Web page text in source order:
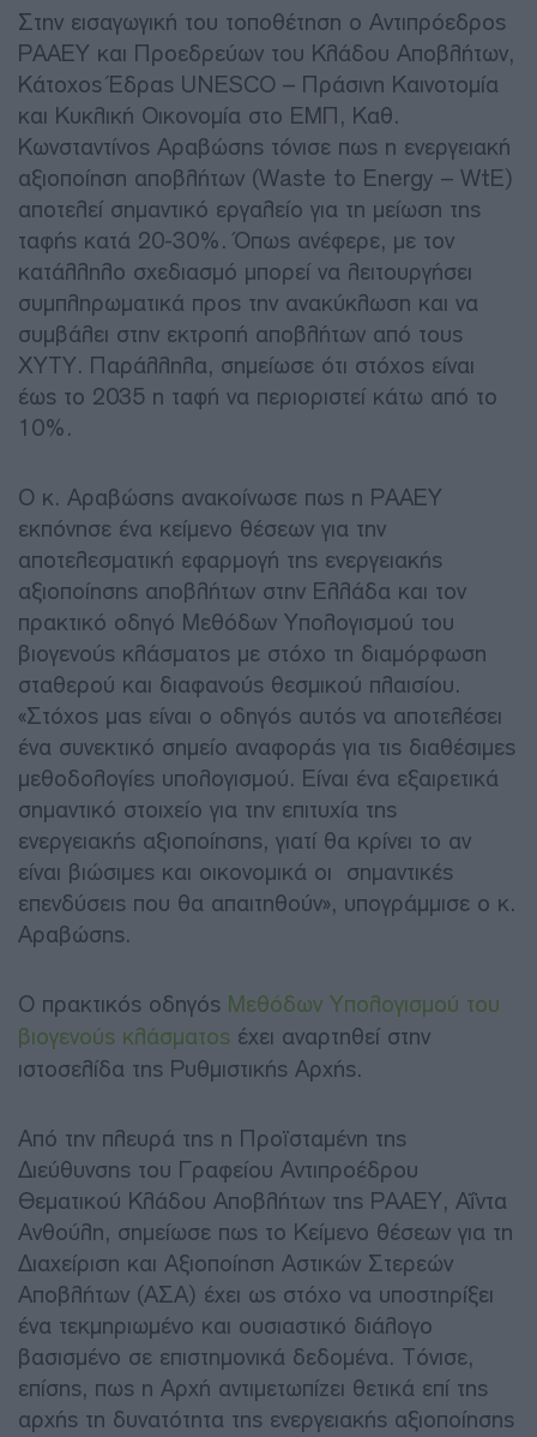
Στην εισαγωγική του τοποθέτηση ο Αντιπρόεδρος
ΡΑΑΕΥ και Προεδρεύων του Κλάδου Αποβλήτων,
Κάτοχος Έδρας UNESCO – Πράσινη Καινοτομία
και Κυκλική Οικονομία στο ΕΜΠ, Καθ.
Κωνσταντίνος Αραβώσης τόνισε πως η ενεργειακή
αξιοποίηση αποβλήτων (Waste to Energy – WtE)
αποτελεί σημαντικό εργαλείο για τη μείωση της
ταφής κατά 20-30%. Όπως ανέφερε, με τον
κατάλληλο σχεδιασμό μπορεί να λειτουργήσει
συμπληρωματικά προς την ανακύκλωση και να
συμβάλει στην εκτροπή αποβλήτων από τους
ΧΥΤΥ. Παράλληλα, σημείωσε ότι στόχος είναι
έως το 2035 η ταφή να περιοριστεί κάτω από το
10%.
Ο κ. Αραβώσης ανακοίνωσε πως η ΡΑΑΕΥ
εκπόνησε ένα κείμενο θέσεων για την
αποτελεσματική εφαρμογή της ενεργειακής
αξιοποίησης αποβλήτων στην Ελλάδα και τον
πρακτικό οδηγό Μεθόδων Υπολογισμού του
βιογενούς κλάσματος με στόχο τη διαμόρφωση
σταθερού και διαφανούς θεσμικού πλαισίου.
«Στόχος μας είναι ο οδηγός αυτός να αποτελέσει
ένα συνεκτικό σημείο αναφοράς για τις διαθέσιμες
μεθοδολογίες υπολογισμού. Είναι ένα εξαιρετικά
σημαντικό στοιχείο για την επιτυχία της
ενεργειακής αξιοποίησης, γιατί θα κρίνει το αν
είναι βιώσιμες και οικονομικά οι σημαντικές
επενδύσεις που θα απαιτηθούν», υπογράμμισε ο κ.
Αραβώσης.
Ο πρακτικός οδηγός Μεθόδων Υπολογισμού του
βιογενούς κλάσματος έχει αναρτηθεί στην
ιστοσελίδα της Ρυθμιστικής Αρχής.
Από την πλευρά της η Προϊσταμένη της
Διεύθυνσης του Γραφείου Αντιπροέδρου
Θεματικού Κλάδου Αποβλήτων της ΡΑΑΕΥ, Αΐντα
Ανθούλη, σημείωσε πως το Κείμενο θέσεων για τη
Διαχείριση και Αξιοποίηση Αστικών Στερεών
Αποβλήτων (ΑΣΑ) έχει ως στόχο να υποστηρίξει
ένα τεκμηριωμένο και ουσιαστικό διάλογο
βασισμένο σε επιστημονικά δεδομένα. Τόνισε,
επίσης, πως η Αρχή αντιμετωπίζει θετικά επί της
αρχής τη δυνατότητα της ενεργειακής αξιοποίησης